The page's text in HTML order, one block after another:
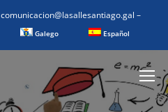
comunicacion@lasallesantiago.gal –
Galego Español